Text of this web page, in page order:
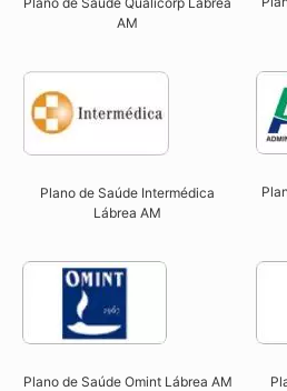
AM​
Plano de Saúde Intermédica
Lábrea AM​
Plano de Saúde Omint Lábrea AM​